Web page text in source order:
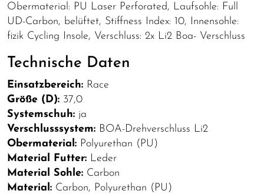
Obermaterial: PU Laser Perforated, Laufsohle: Full
UD-Carbon, belüftet, Stiffness Index: 10, Innensohle:
fizik Cycling Insole, Verschluss: 2x Li2 Boa- Verschluss
Technische Daten
Einsatzbereich: Race
Größe (D): 37,0
Systemschuh: ja
Verschlusssystem: BOA-Drehverschluss Li2
Obermaterial: Polyurethan (PU)
Material Futter: Leder
Material Sohle: Carbon
Material: Carbon, Polyurethan (PU)